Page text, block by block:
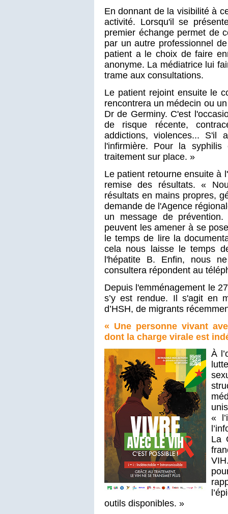
En donnant de la visibilité à
activité. Lorsqu'il se
premier échange permet de
par un autre professionnel
patient a le choix de faire
anonyme. La médiatrice lui
trame aux consultations.
Le patient rejoint ensuite le
rencontrera un médecin ou
Dr de Germiny. C'est
de risque récente,
addictions, violences... S'il
l'infirmière. Pour la
traitement sur place. »
Le patient retourne ensuite à
remise des résultats. «
résultats en mains propres,
demande de l'Agence
un message de
peuvent les amener à se
le temps de lire la
cela nous laisse le temps
l'hépatite B. Enfin, nous
consultera répondent au
Depuis l'emménagement le
s’y est rendue. Il s'agit en
d’HSH, de migrants
« Une personne vivant
dont la charge virale est
À
«
La
outils disponibles. »